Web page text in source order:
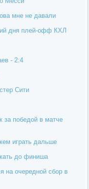
мне не давали
дня плей-офф КХЛ
- 2:4
Сити
за победой в матче
играть дальше
до финиша
на очередной сбор в